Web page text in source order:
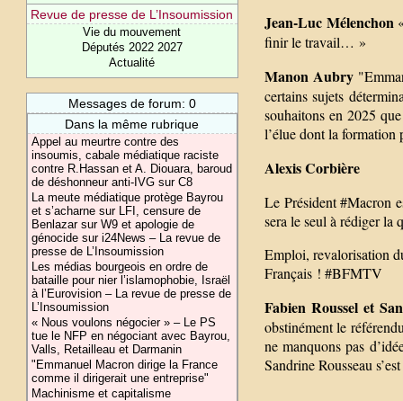
Revue de presse de L’Insoumission
Vie du mouvement
Députés 2022 2027
Actualité
Messages de forum: 0
Dans la même rubrique
Appel au meurtre contre des
insoumis, cabale médiatique raciste
contre R.Hassan et A. Diouara, baroud
de déshonneur anti-IVG sur C8
La meute médiatique protège Bayrou
et s’acharne sur LFI, censure de
Benlazar sur W9 et apologie de
génocide sur i24News – La revue de
presse de L’Insoumission
Les médias bourgeois en ordre de
bataille pour nier l’islamophobie, Israël
à l’Eurovision – La revue de presse de
L’Insoumission
« Nous voulons négocier » – Le PS
tue le NFP en négociant avec Bayrou,
Valls, Retailleau et Darmanin
"Emmanuel Macron dirige la France
comme il dirigerait une entreprise"
Machinisme et capitalisme
Jean-Luc Mélenchon
finir le travail… »
Manon Aubry
certains sujets
souhaitons en 2025
l’élue dont la formation
Alexis Corbière
Le Président #Macron
sera le seul à rédiger la
Emploi, revalorisation
Français ! #BFMTV
Fabien Roussel et
obstinément le
ne manquons pas
Sandrine Rousseau